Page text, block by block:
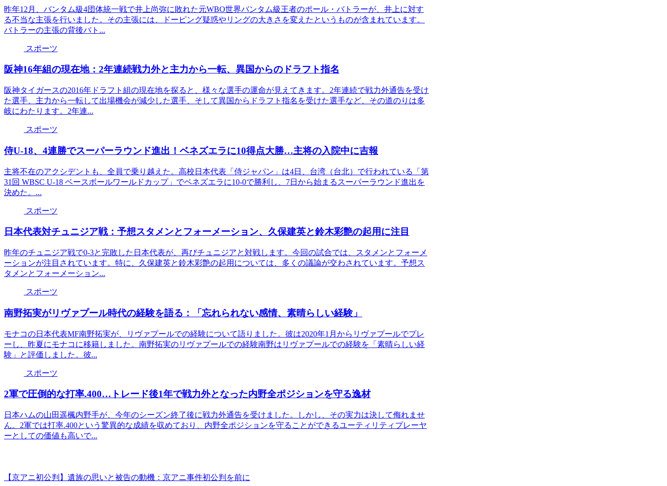
昨年12月、バンタム級4団体統一戦で井上尚弥に敗れた元WBO世界バンタム級王者のポール・バトラーが、井上に対す
る不当な主張を行いました。その主張には、ドーピング疑惑やリングの大きさを変えたというものが含まれています。
バトラーの主張の背後バト...
スポーツ
阪神16年組の現在地：2年連続戦力外と主力から一転、異国からのドラフト指名
阪神タイガースの2016年ドラフト組の現在地を探ると、様々な選手の運命が見えてきます。2年連続で戦力外通告を受け
た選手、主力から一転して出場機会が減少した選手、そして異国からドラフト指名を受けた選手など、その道のりは多
岐にわたります。2年連...
スポーツ
侍U-18、4連勝でスーパーラウンド進出！ベネズエラに10得点大勝…主将の入院中に吉報
主将不在のアクシデントも、全員で乗り越えた。高校日本代表「侍ジャパン」は4日、台湾（台北）で行われている「第
31回 WBSC U-18 ベースボールワールドカップ」でベネズエラに10-0で勝利し、7日から始まるスーパーラウンド進出を
決めた。...
スポーツ
日本代表対チュニジア戦：予想スタメンとフォーメーション、久保建英と鈴木彩艶の起用に注目
昨年のチュニジア戦で0-3と完敗した日本代表が、再びチュニジアと対戦します。今回の試合では、スタメンとフォーメ
ーションが注目されています。特に、久保建英と鈴木彩艶の起用については、多くの議論が交わされています。予想ス
タメンとフォーメーション...
スポーツ
南野拓実がリヴァプール時代の経験を語る：「忘れられない感情、素晴らしい経験」
モナコの日本代表MF南野拓実が、リヴァプールでの経験について語りました。彼は2020年1月からリヴァプールでプレ
ーし、昨夏にモナコに移籍しました。南野拓実のリヴァプールでの経験南野はリヴァプールでの経験を「素晴らしい経
験」と評価しました。彼...
スポーツ
2軍で圧倒的な打率.400…トレード後1年で戦力外となった内野全ポジションを守る逸材
日本ハムの山田遥楓内野手が、今年のシーズン終了後に戦力外通告を受けました。しかし、その実力は決して侮れませ
ん。2軍では打率.400という驚異的な成績を収めており、内野全ポジションを守ることができるユーティリティプレーヤ
ーとしての価値も高いで...
【京アニ初公判】遺族の思いと被告の動機：京アニ事件初公判を前に